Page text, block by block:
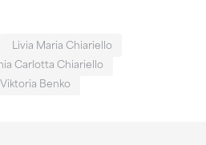
Livia Maria Chiariello
Carlotta Chiariello
Viktoria Benko